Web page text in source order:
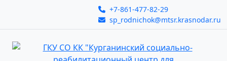
+7-861-477-82-29
sp_rodnichok@mtsr.krasnodar.ru